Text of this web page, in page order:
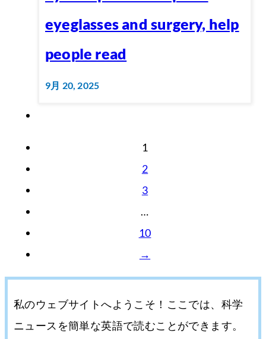
eyeglasses and surgery, help
people read
9月 20, 2025
1
2
3
…
10
→
私のウェブサイトへようこそ！ここでは、科学
ニュースを簡単な英語で読むことができます。